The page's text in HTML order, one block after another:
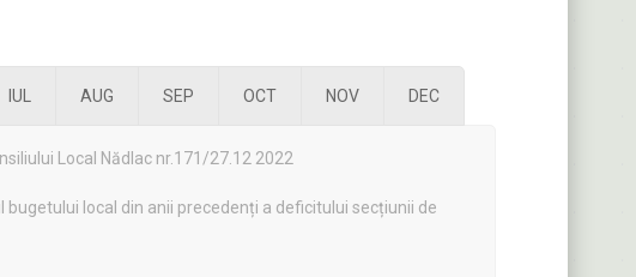
IUL AUG SEP OCT NOV DEC
Local Nădlac nr.171/27.12 2022
local din anii precedenți a deficitului secțiunii de